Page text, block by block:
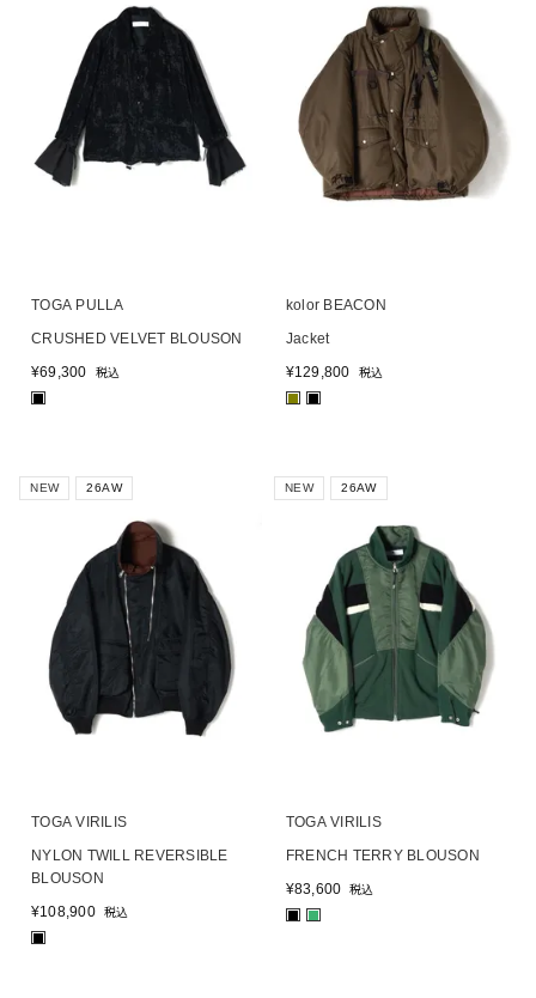
TOGA PULLA
CRUSHED VELVET BLOUSON
¥69,300 税込
■
kolor BEACON
Jacket
¥129,800 税込
■ ■
NEW 26AW
TOGA VIRILIS
NYLON TWILL REVERSIBLE
BLOUSON
¥108,900 税込
NEW 26AW
TOGA VIRILIS
FRENCH TERRY BLOUSON
¥83,600 税込